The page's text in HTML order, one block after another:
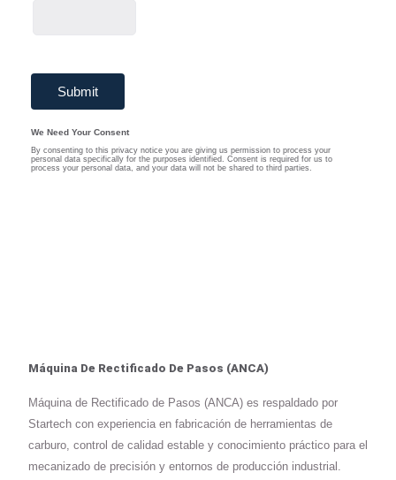
Máquina De Rectificado De Pasos (ANCA)
Máquina de Rectificado de Pasos (ANCA) es respaldado por
Startech con experiencia en fabricación de herramientas de
carburo, control de calidad estable y conocimiento práctico para el
mecanizado de precisión y entornos de producción industrial.